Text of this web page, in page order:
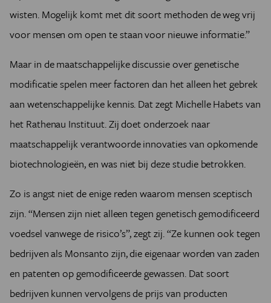
wisten. Mogelijk komt met dit soort methoden de weg vrij
voor mensen om open te staan voor nieuwe informatie.”
Maar in de maatschappelijke discussie over genetische
modificatie spelen meer factoren dan het alleen het gebrek
aan wetenschappelijke kennis. Dat zegt Michelle Habets van
het Rathenau Instituut. Zij doet onderzoek naar
maatschappelijk verantwoorde innovaties van opkomende
biotechnologieën, en was niet bij deze studie betrokken.
Zo is angst niet de enige reden waarom mensen sceptisch
zijn. “Mensen zijn niet alleen tegen genetisch gemodificeerd
voedsel vanwege de risico’s”, zegt zij. “Ze kunnen ook tegen
bedrijven als Monsanto zijn, die eigenaar worden van zaden
en patenten op gemodificeerde gewassen. Dat soort
bedrijven kunnen vervolgens de prijs van producten